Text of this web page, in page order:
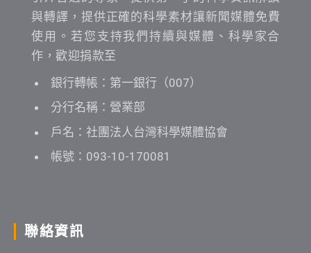
與轉譯，提供正確的科學素材讓新聞媒體免費
使用。若您支持我們持續與媒體、科學家合
作，歡迎捐款至
銀行轉帳：第一銀行（007）
分行名稱：營業部
戶名：社團法人台灣科學媒體協會
帳號：093-10-170081
聯絡資訊